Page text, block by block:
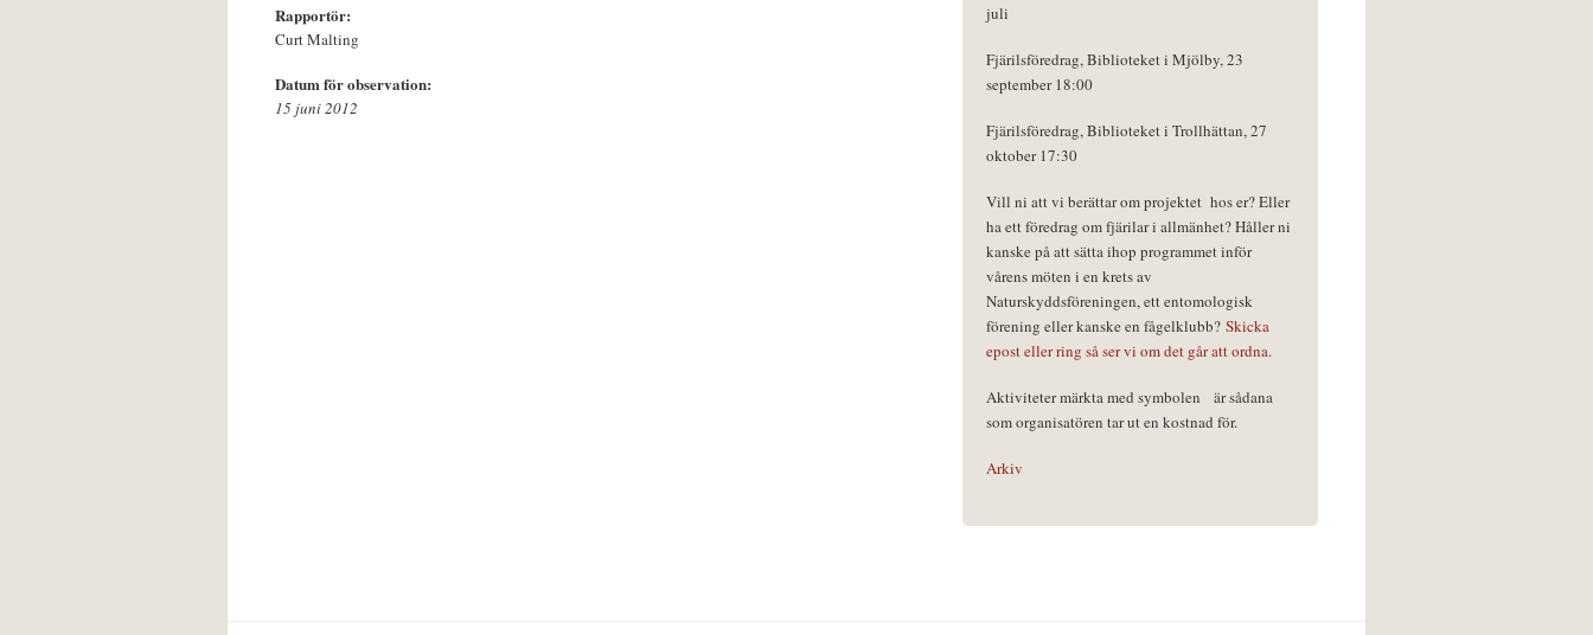
Rapportör:
Curt Malting
Datum för observation:
15 juni 2012
juli
Fjärilsföredrag, Biblioteket i Mjölby, 23
september 18:00
Fjärilsföredrag, Biblioteket i Trollhättan, 27
oktober 17:30
Vill ni att vi berättar om projektet hos er? Eller
ha ett föredrag om fjärilar i allmänhet? Håller ni
kanske på att sätta ihop programmet inför
vårens möten i en krets av
Naturskyddsföreningen, ett entomologisk
förening eller kanske en fågelklubb? Skicka
epost eller ring så ser vi om det går att ordna.
Aktiviteter märkta med symbolen
är sådana
som organisatören tar ut en kostnad för.
Arkiv